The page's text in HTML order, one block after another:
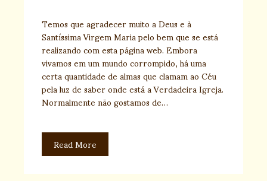
Temos que agradecer muito a Deus e à
Santíssima Virgem Maria pelo bem que se está
realizando com esta página web. Embora
vivamos em um mundo corrompido, há uma
certa quantidade de almas que clamam ao Céu
pela luz de saber onde está a Verdadeira Igreja.
Normalmente não gostamos de…
Read More